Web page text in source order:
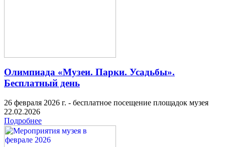
Олимпиада «Музеи. Парки. Усадьбы».
Бесплатный день
26 февраля 2026 г. - бесплатное посещение площадок музея
22.02.2026
Подробнее